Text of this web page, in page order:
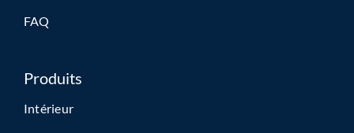
FAQ
Produits
Intérieur